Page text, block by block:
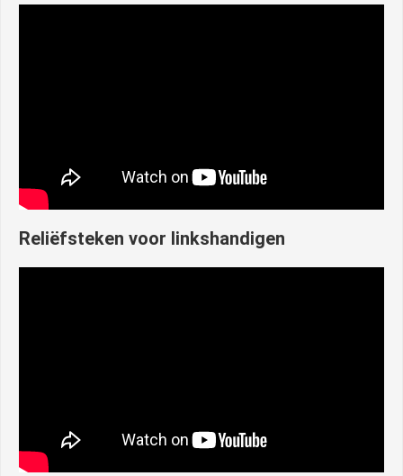
Reliëfsteken voor linkshandigen